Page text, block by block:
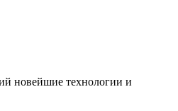
новейшие технологии и